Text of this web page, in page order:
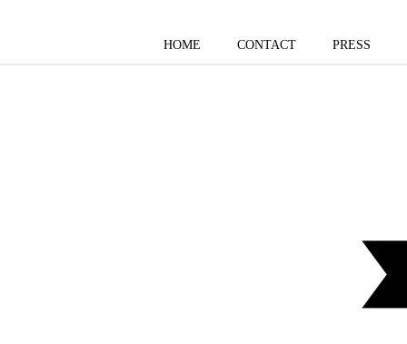
HOME CONTACT PRESS